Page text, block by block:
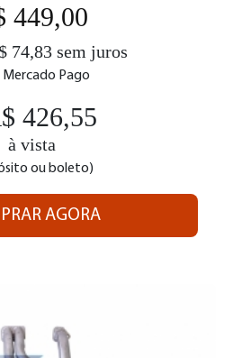
449,00
74,83 sem juros
Mercado Pago
426,55
à vista
ou boleto)
AGORA